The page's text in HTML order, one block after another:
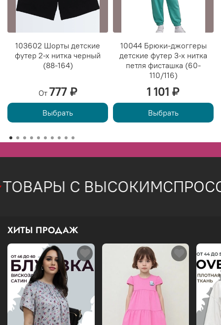
103602 Шорты детские
футер 2-х нитка черный
(88-164)
От 777 ₽
Выбрать
10044 Брюки-джоггеры
детские футер 3-х нитка
петля фисташка (60-
110/116)
1 101 ₽
Выбрать
С ВЫСОКИМ
ХИТЫ ПРОДАЖ